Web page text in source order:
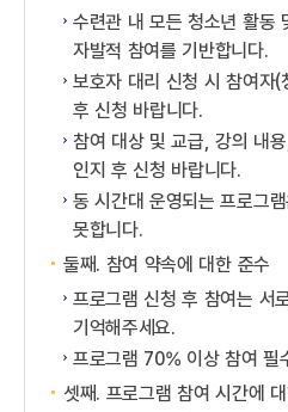
수련관 내 모든 청소년 활동
자발적 참여를 기반합니다.
보호자 대리 신청 시 참여자(
후 신청 바랍니다.
참여 대상 및 교급, 강의 내
인지 후 신청 바랍니다.
동 시간대 운영되는 프로그
못합니다.
둘째. 참여 약속에 대한 준수
프로그램 신청 후 참여는 서
기억해주세요.
프로그램 70% 이상 참여 필
셋째. 프로그램 참여 시간에